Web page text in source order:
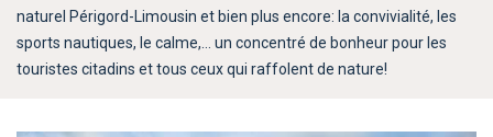
naturel Périgord-Limousin et bien plus encore: la convivialité, les
sports nautiques, le calme,… un concentré de bonheur pour les
touristes citadins et tous ceux qui raffolent de nature!